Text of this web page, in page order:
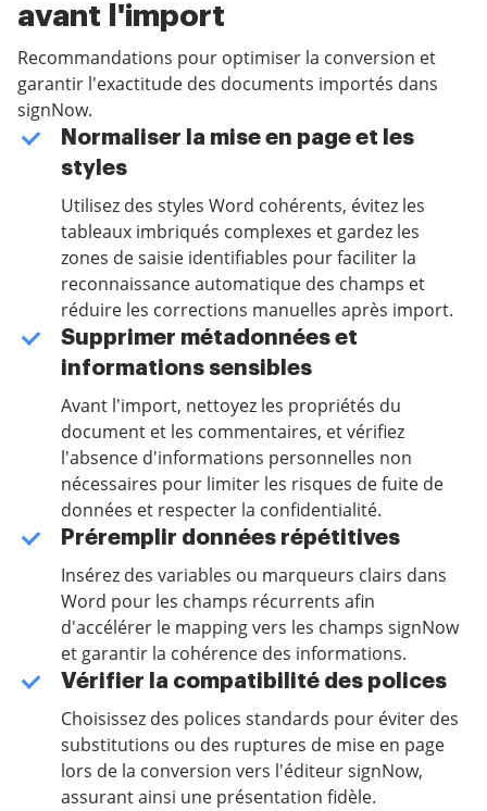
avant l'import
Recommandations pour optimiser la conversion et
garantir l'exactitude des documents importés dans
signNow.
Normaliser la mise en page et les
styles
Utilisez des styles Word cohérents, évitez les
tableaux imbriqués complexes et gardez les
zones de saisie identifiables pour faciliter la
reconnaissance automatique des champs et
réduire les corrections manuelles après import.
Supprimer métadonnées et
informations sensibles
Avant l'import, nettoyez les propriétés du
document et les commentaires, et vérifiez
l'absence d'informations personnelles non
nécessaires pour limiter les risques de fuite de
données et respecter la confidentialité.
Préremplir données répétitives
Insérez des variables ou marqueurs clairs dans
Word pour les champs récurrents afin
d'accélérer le mapping vers les champs signNow
et garantir la cohérence des informations.
Vérifier la compatibilité des polices
Choisissez des polices standards pour éviter des
substitutions ou des ruptures de mise en page
lors de la conversion vers l'éditeur signNow,
assurant ainsi une présentation fidèle.